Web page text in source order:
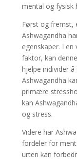
mental og fysisk
Først og fremst,
Ashwagandha
egenskaper. I
faktor, kan
hjelpe individer
Ashwagandha
primære
kan
og stress.
Videre har
fordeler for
urten kan